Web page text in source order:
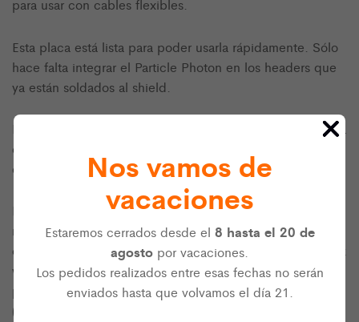
para usar con cables flexibles.
Esta placa está lista para poder usarla rápidamente. Sólo
hace falta integrar el Particle Photon en los headers que
ya están soldados al shield.
El espesor de la PCB utilizada es tan sólo de 0,8 mm para
que se pueda coser más fácilmente y ocupar poco
espacio.
Esta placa de desarrollo Particle Photon de Sparkfun es
muy pequeña y tiene WiFi integrado, lo que permite
crear proyectos muy potentes. Además, tiene una interfaz
web muy fácil de usar para programar. Es un elemento
perfecto para crear proyectos con Internet de las cosas
(IoT) con buenas características de conectividad.
Nos vamos de
vacaciones
Estaremos cerrados desde el 8 hasta el 20 de
agosto por vacaciones.
Los pedidos realizados entre esas fechas no serán
enviados hasta que volvamos el día 21.